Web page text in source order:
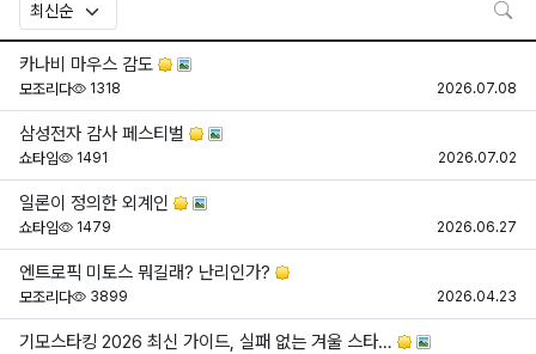
카나비 마우스 감도
모조리다 2026.07.08
1318
삼성전자 감사 페스티벌
쇼타임 2026.07.02
1491
일론이 정의한 외계인
쇼타임 2026.06.27
1479
엔트로픽 미토스 뭐길래? 난리인가?
모조리다 2026.04.23
3899
기모스타킹 2026 최신 가이드, 실패 없는 겨울 스타…